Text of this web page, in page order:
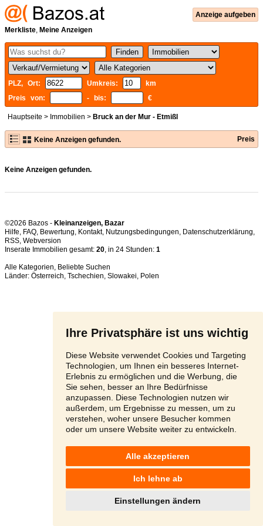
Ihre Privatsphäre ist uns wichtig
Diese Website verwendet Cookies und Targeting
Technologien, um Ihnen ein besseres Internet-
Erlebnis zu ermöglichen und die Werbung, die
Sie sehen, besser an Ihre Bedürfnisse
anzupassen. Diese Technologien nutzen wir
außerdem, um Ergebnisse zu messen, um zu
verstehen, woher unsere Besucher kommen
oder um unsere Website weiter zu entwickeln.
Alle akzeptieren
Ich lehne ab
Einstellungen ändern
Anzeige aufgeben
Merkliste, Meine Anzeigen
PLZ, Ort: Umkreis:
km
Preis von:
- bis: €
Hauptseite > Immobilien > Bruck an der Mur - Etmißl
Keine Anzeigen gefunden. Preis
Keine Anzeigen gefunden.
©2026 Bazos - Kleinanzeigen, Bazar
Hilfe, FAQ, Bewertung, Kontakt, Nutzungsbedingungen, Datenschutzerklärung,
RSS,
Inserate Immobilien gesamt: 20, in 24 Stunden: 1
Alle Kategorien, Beliebte Suchen
Länder: Österreich, Tschechien, Slowakei, Polen